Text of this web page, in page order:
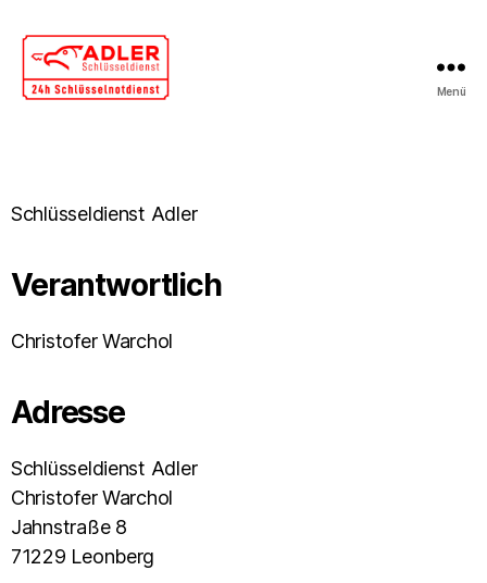
Menü
Schlüsseldienst Adler
Verantwortlich
Christofer Warchol
Adresse
Schlüsseldienst Adler
Christofer Warchol
Jahnstraße 8
71229 Leonberg